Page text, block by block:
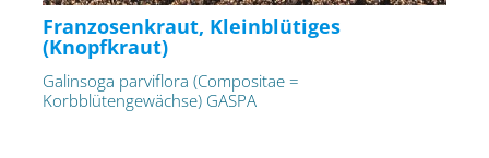
Franzosenkraut, Kleinblütiges
(Knopfkraut)
Galinsoga parviflora (Compositae =
Korbblütengewächse) GASPA